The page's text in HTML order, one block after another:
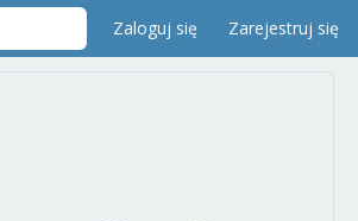
Zaloguj się Zarejestruj się